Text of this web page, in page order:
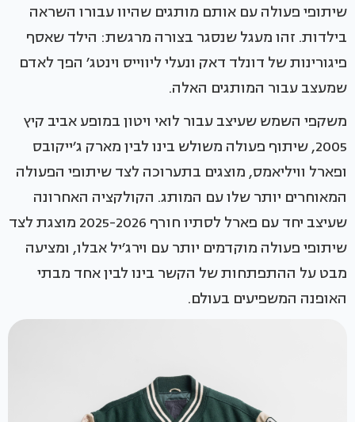
שיתופי פעולה עם אותם מותגים שהיוו עבורו השראה
בילדות. זהו מעגל שנסגר בצורה מרגשת: הילד שאסף
פיגורינות של דונלד דאק ונעלי ליווייס וינטג׳ הפך לאדם
שמעצב עבור המותגים האלה.
משקפי השמש שעיצב עבור לואי ויטון במופע אביב קיץ
2005, שיתוף פעולה משולש בינו לבין מארק ג׳ייקובס
ופארל וויליאמס, מוצגים בתערוכה לצד שיתופי הפעולה
המאוחרים יותר שלו עם המותג. הקולקציה האחרונה
שעיצב יחד עם פארל לסתיו חורף 2025-2026 מוצגת לצד
שיתופי פעולה מוקדמים יותר עם וירג׳יל אבלו, ומציעה
מבט על ההתפתחות של הקשר בינו לבין אחד מבתי
האופנה המשפיעים בעולם.